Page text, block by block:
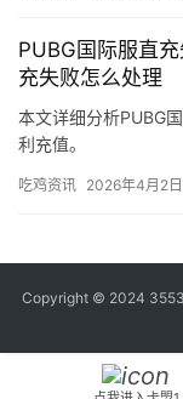
PUBG国际服直
充失败怎么处理
本文详细分析PUBG
利充值。
吃鸡资讯 2026年4月2日
Copyright © 2024